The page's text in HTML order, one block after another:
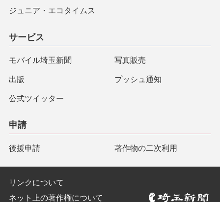
ジュニア・エコタイムス
サービス
モバイル埼玉新聞 写真販売
出版 プッシュ通知
公式ツイッター
申請
後援申請 著作物の二次利用
リンクについて
ネット上の著作権について